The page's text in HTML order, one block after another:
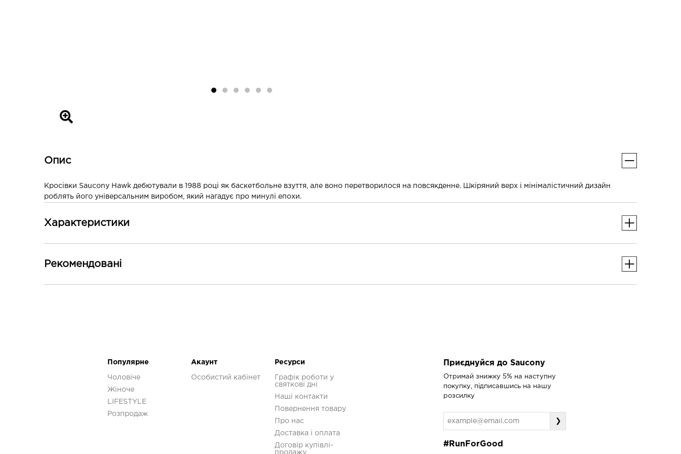
Опис
Кросівки Saucony Hawk дебютували в 1988 році як баскетбольне взуття, але воно перетворилося на повсякденне. Шкіряний верх і мінімалістичний дизайн
роблять його універсальним виробом, який нагадує про минулі епохи.
Характеристики
Рекомендованi
Популярне
Чоловіче
Жіноче
LIFESTYLE
Розпродаж
Акаунт
Особистий кабінет
Ресурси
Графік роботи у
святкові дні
Наші контакти
Повернення товару
Про нас
Доставка і оплата
Договір купівлі-
продажу
Приєднуйся до Saucony
Отримай знижку 5% на наступну
покупку, підписавшись на нашу
розсилку
❯
#RunForGood